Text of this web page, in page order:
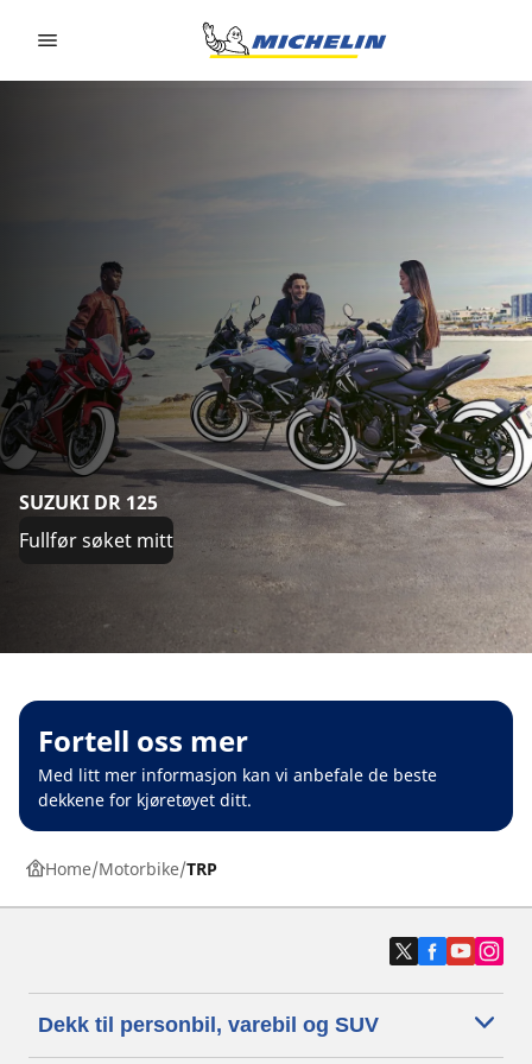
SUZUKI DR 125
Fullfør søket mitt
Fortell oss mer
Med litt mer informasjon kan vi anbefale de beste
dekkene for kjøretøyet ditt.
Home Motorbike TRP
Dekk til personbil, varebil og SUV